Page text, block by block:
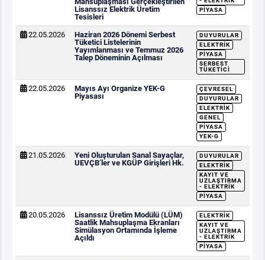
Lisanssız Elektrik Üretim
Tesisleri
PIYASA
22.05.2026
Haziran 2026 Dönemi Serbest
Tüketici Listelerinin
Yayımlanması ve Temmuz 2026
Talep Döneminin Açılması
DUYURULAR
ELEKTRIK
PIYASA
SERBEST
TÜKETICI
22.05.2026
Mayıs Ayı Organize YEK-G
Piyasası
ÇEVRESEL
DUYURULAR
ELEKTRIK
GENEL
PIYASA
YEK-G
21.05.2026
Yeni Oluşturulan Sanal Sayaçlar,
UEVÇB’ler ve KGÜP Girişleri Hk.
DUYURULAR
ELEKTRIK
KAYIT VE
UZLAŞTIRMA
- ELEKTRIK
PIYASA
20.05.2026
Lisanssız Üretim Modülü (LÜM)
Saatlik Mahsuplaşma Ekranları
Simülasyon Ortamında İşleme
Açıldı
ELEKTRIK
KAYIT VE
UZLAŞTIRMA
- ELEKTRIK
PIYASA